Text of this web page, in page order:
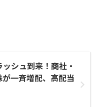
シュ到来！商社・
一斉増配、高配当